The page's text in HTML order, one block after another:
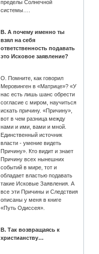
пределы Солнечной
системы….
В. А почему именно ты
взял на себя
ответственность подавать
это Исковое заявление?
О. Помните, как говорил
Меровинген в «Матрице»? «У
нас есть лишь шанс обрести
согласие с миром, научиться
искать причину. «Причину»,
вот в чем разница между
нами и ими, вами и мной.
Единственный источник
власти - умение видеть
Причину». Кто видит и знает
Причину всех нынешних
событий в мире, тот и
обладает властью подавать
такие Исковые Заявления. А
все эти Причины и Следствия
описаны у меня в книге
«Путь Одиссея».
В. Так возвращаясь к
христианству…